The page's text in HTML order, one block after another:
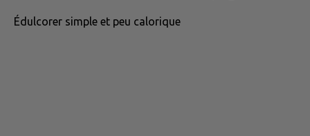
Édulcorer simple et peu calorique